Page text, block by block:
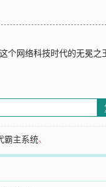
网络科技时代的无冕之
霸主系统、